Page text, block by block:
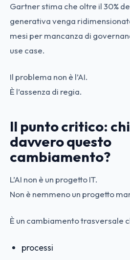
Gartner stima che oltre il 30%
generativa venga
mesi per mancanza di
use case.
Il problema non è l’AI.
È l’assenza di regia.
Il punto critico:
davvero questo
cambiamento?
L’AI non è un progetto IT.
Non è nemmeno un progetto
È un cambiamento trasversale
processi